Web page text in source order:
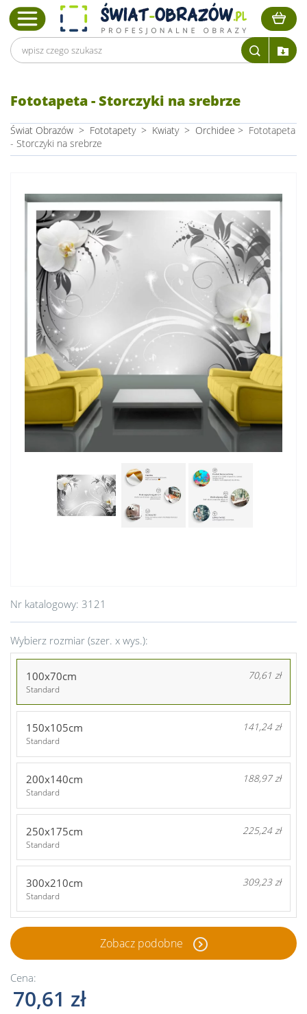
Fototapeta - Storczyki na srebrze
Świat Obrazów > Fototapety > Kwiaty > Orchidee > Fototapeta
- Storczyki na srebrze
Nr katalogowy: 3121
Wybierz rozmiar (szer. x wys.):
100x70cm 70,61 zł
Standard
150x105cm 141,24 zł
Standard
200x140cm 188,97 zł
Standard
250x175cm 225,24 zł
Standard
300x210cm 309,23 zł
Standard
Zobacz podobne
Cena:
70,61 zł